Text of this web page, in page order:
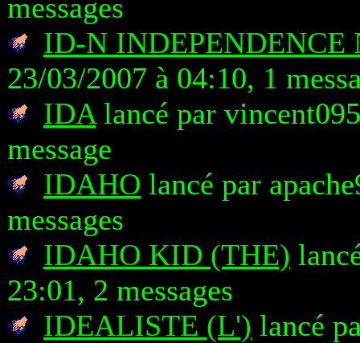
messages
ID-N INDEPENDENCE
23/03/2007 à 04:10, 1
IDAlancé par
message
IDAHO lancé par
messages
IDAHO KID (THE)
23:01, 2 messages
IDEALISTE (L') lancé